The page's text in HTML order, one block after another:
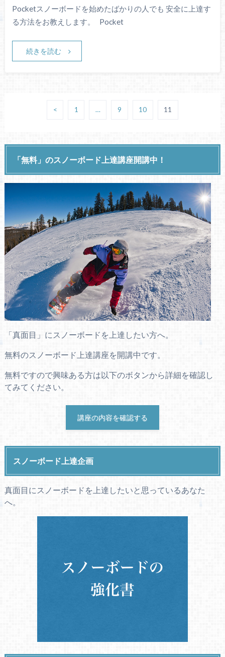
Pocketスノーボードを始めたばかりの人でも 安全に上達す
る方法をお教えします。 Pocket
続きを読む
< 1 … 9 10 11
「無料」のスノーボード上達講座開講中！
「真面目」にスノーボードを上達したい方へ。
無料のスノーボード上達講座を開講中です。
無料ですので興味ある方は以下のボタンから詳細を確認し
てみてください。
講座の内容を確認する
スノーボード上達企画
真面目にスノーボードを上達したいと思っているあなた
へ。